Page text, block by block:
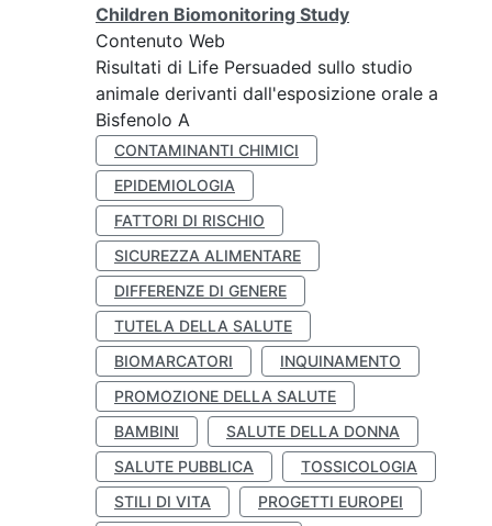
Children Biomonitoring Study
Contenuto Web
Risultati di Life Persuaded sullo studio
animale derivanti dall'esposizione orale a
Bisfenolo A
CONTAMINANTI CHIMICI
EPIDEMIOLOGIA
FATTORI DI RISCHIO
SICUREZZA ALIMENTARE
DIFFERENZE DI GENERE
TUTELA DELLA SALUTE
BIOMARCATORI
INQUINAMENTO
PROMOZIONE DELLA SALUTE
BAMBINI
SALUTE DELLA DONNA
SALUTE PUBBLICA
TOSSICOLOGIA
STILI DI VITA
PROGETTI EUROPEI